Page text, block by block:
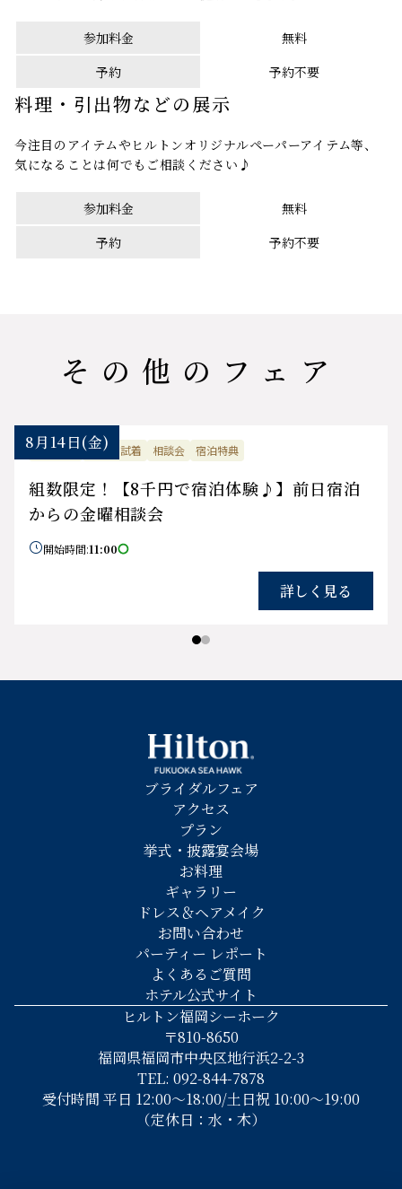
参加料金
無料
予約
予約不要
料理・引出物などの展示
今注目のアイテムやヒルトンオリジナルペーパーアイテム等、
気になることは何でもご相談ください♪
参加料金
無料
予約
予約不要
その他のフェア
8月14日(金)
平日限定 ドレス試着 相談会 宿泊特典
組数限定！【8千円で宿泊体験♪】前日宿泊
からの金曜相談会
開始時間:11:00
詳しく見る
ブライダルフェア
アクセス
プラン
挙式・披露宴会場
お料理
ギャラリー
ドレス＆ヘアメイク
お問い合わせ
パーティー レポート
よくあるご質問
ホテル公式サイト
ヒルトン福岡シーホーク
〒810-8650
福岡県福岡市中央区地行浜2-2-3
TEL: 092-844-7878
受付時間 平日 12:00～18:00/土日祝 10:00～19:00
（定休日：水・木）